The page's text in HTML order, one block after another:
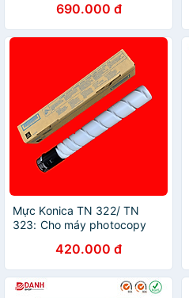
270 series - Hàng Chính
Hãng
690.000 đ
Mực Konica TN 322/ TN
323: Cho máy photocopy
287/ 367 / 224 / 284 / 364 (
Hàng nhập khẩu )
420.000 đ